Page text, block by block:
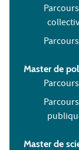
Master de
Master de